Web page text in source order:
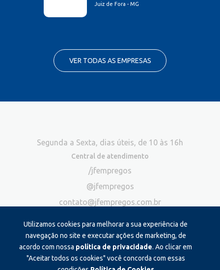
Juiz de Fora - MG
VER TODAS AS EMPRESAS
Utilizamos cookies para melhorar a sua experiência de
navegação no site e executar ações de marketing, de
acordo com nossa política de privacidade. Ao clicar em
"Aceitar todos os cookies" você concorda com essas
Segunda a Sexta, dias úteis, de 10 às 16h
Central de atendimento
/jfempregos
@jfempregos
contato@jfempregos.com.br
Publicidade
*Exclusivo para atendimento via chat. Não atendemos ligações neste
canal